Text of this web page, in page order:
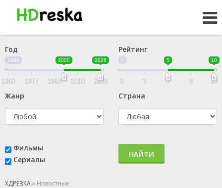
Год
1960 2000 2026
1960 1977 1993 2010 2026
Рейтинг
0 5 10
0 3 5 8 10
Жанр Страна
Фильмы
Сериалы
НАЙТИ
ХДРЕЗКА» Новостные